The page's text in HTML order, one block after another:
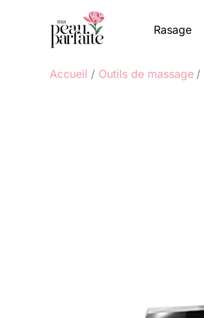
Rasage
Accueil Outils de massage